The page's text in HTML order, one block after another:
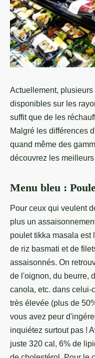
Actuellement,
disponibles sur les
suffit que de les
Malgré les différences
quand même des
découvrez les
Menu bleu :
Pour ceux qui veulent
plus un
poulet tikka masala est
de riz basmati et de
assaisonnés. On
de l'oignon, du beurre,
canola, etc. dans celui-
très élevée (plus de
vous avez peur
inquiétez surtout pas !
juste 320 cal, 6% de